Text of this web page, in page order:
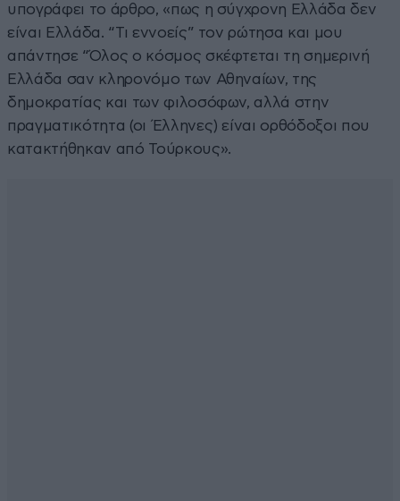
υπογράφει το άρθρο, «πως η σύγχρονη Ελλάδα δεν
είναι Ελλάδα. “Τι εννοείς” τον ρώτησα και μου
απάντησε “Όλος ο κόσμος σκέφτεται τη σημερινή
Ελλάδα σαν κληρονόμο των Αθηναίων, της
δημοκρατίας και των φιλοσόφων, αλλά στην
πραγματικότητα (οι Έλληνες) είναι ορθόδοξοι που
κατακτήθηκαν από Τούρκους».